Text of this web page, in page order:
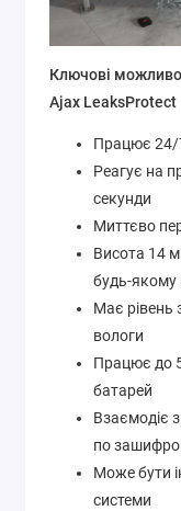
Ключові
Ajax LeaksProtect
Працює 24/
Реагує на
секунди
Миттєво
Висота 14
будь-якому
Має рівень
вологи
Працює до 5
батарей
Взаємодіє
по
Може бути
системи